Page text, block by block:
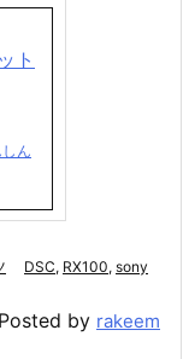
ん
DSC, RX100, sony
Posted by rakeem